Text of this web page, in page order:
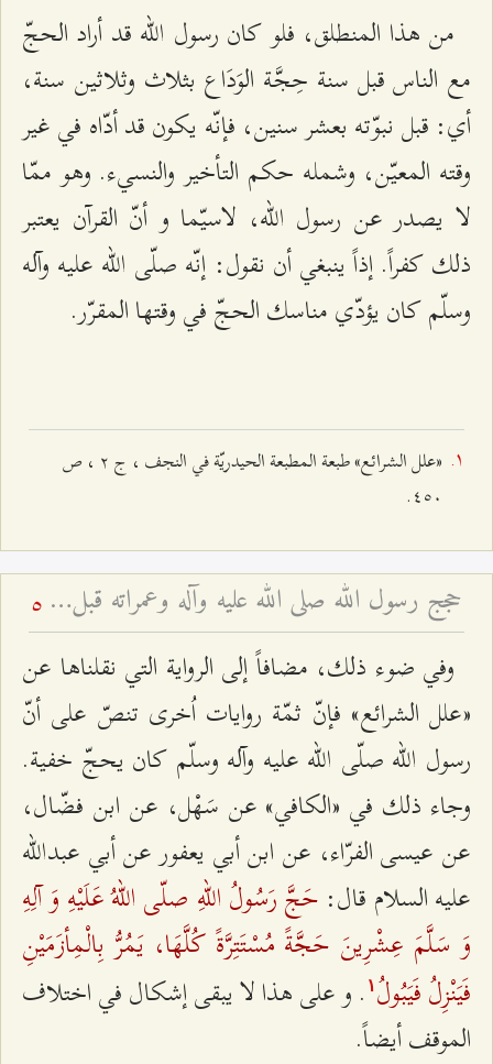
من‌ هذا المنطلق‌، فلو كان‌ رسول الله‌ قد أراد الحجّ
مع‌ الناس‌ قبل‌ سنة حِجَّة‌ الوَدَاع‌ بثلاث‌ وثلاثين‌ سنة‌،
أي‌: قبل‌ نبوّته‌ بعشر سنين‌، فإنّه‌ يكون‌ قد أدّاه‌ في غير
وقته‌ المعيّن‌، وشمله‌ حكم‌ التأخير والنسي‌ء. وهو ممّا
لا يصدر عن‌ رسول الله‌، لاسيّما و أنّ القرآن‌ يعتبر
ذلك‌ كفراً. إذاً ينبغي‌ أن‌ نقول‌: إنّه‌ صلّی الله‌ عليه‌ وآله‌
وسلّم‌ كان‌ يؤدّي‌ مناسك‌ الحجّ في وقتها المقرّر.
«علل‌ الشرائع‌» طبعة‌ المطبعة‌ الحيدريّة‌ في النجف‌ ، ج‌ ٢ ، ص‌
٤٥۰.
حجج رسول الله صلى الله عليه وآله وعمراته قبل الهجرة 5
وفي‌ ضوء ذلك‌، مضافاً إلی‌ الرواية‌ التي نقلناها عن‌
«علل‌ الشرائع» فإنّ ثمّة‌ روايات‌ اُخری‌ تنصّ علی أنّ
رسول الله‌ صلّی الله‌ عليه‌ وآله‌ وسلّم‌ كان‌ يحجّ خفية‌.
وجاء ذلك‌ في «الكافي‌» عن‌ سَهْل‌، عن‌ ابن‌ فضّال‌،
عن‌ عيسى الفرّاء، عن‌ ابن‌ أبي‌ يعفور عن‌ أبي‌ عبدالله‌
عليه‌ السلام‌ قال‌: حَجَّ رَسُولُ اللهِ صلّى اللهُ عَلَيْهِ وَ آلِهِ
وَ سَلَّمَ عِشْرِينَ حَجَّةً مُسْتَتِرَّةً كُلَّهَا، يَمُرُّ بِالْمِأزَمَيْنِ
فَيَنْزِلُ فَيَبُولُ ۱ . و علی هذا لا يبقی‌ إشكال‌ في اختلاف‌
الموقف‌ أيضاً.